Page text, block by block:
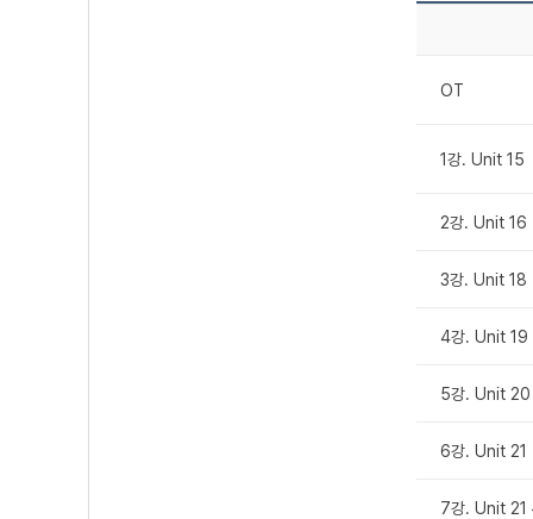
OT
1강. Unit 15
2강. Unit 16
3강. Unit 18
4강. Unit 19
5강. Unit 20
6강. Unit 21
7강. Unit 21